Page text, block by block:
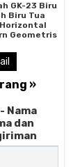
GK-16
GK-23 Biru
Biru Tua
Geometris
»
Nama
dan